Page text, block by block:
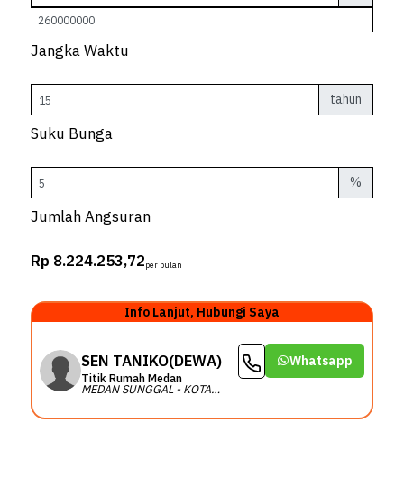
Jangka Waktu
tahun
Suku Bunga
%
Jumlah Angsuran
Rp 8.224.253,72per bulan
Info Lanjut, Hubungi Saya
SEN TANIKO(DEWA)
Titik Rumah Medan
MEDAN SUNGGAL - KOTA
Whatsapp